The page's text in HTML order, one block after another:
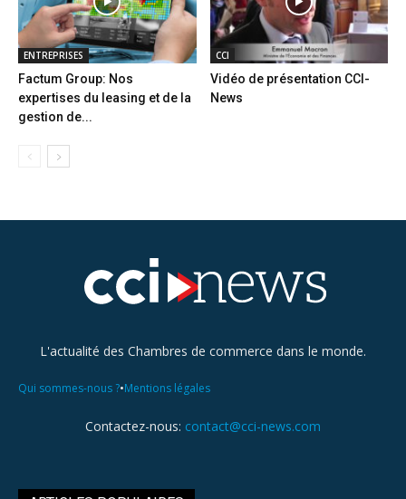
ENTREPRISES
Factum Group: Nos
expertises du leasing et de la
gestion de...
CCI
Vidéo de présentation CCI-
News
L'actualité des Chambres de commerce dans le monde.
Qui sommes-nous ?•Mentions légales
Contactez-nous: contact@cci-news.com